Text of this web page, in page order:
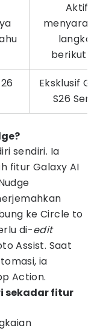
Aktif,
Eksklusif
S26
sendiri. Ia
fitur Galaxy AI
ke Circle to
di-edit
Assist. Saat
ia
Action.
sekadar fitur